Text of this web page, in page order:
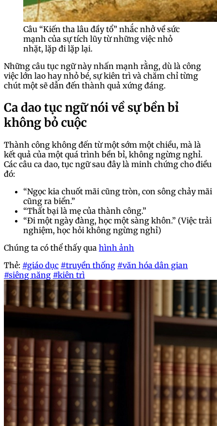
Câu “Kiến tha lâu đầy tổ” nhắc nhở về sức
mạnh của sự tích lũy từ những việc nhỏ
nhặt, lặp đi lặp lại.
Những câu tục ngữ này nhấn mạnh rằng, dù là công
việc lớn lao hay nhỏ bé, sự kiên trì và chăm chỉ từng
chút một sẽ dẫn đến thành quả xứng đáng.
Ca dao tục ngữ nói về sự bền bỉ
không bỏ cuộc
Thành công không đến từ một sớm một chiều, mà là
kết quả của một quá trình bền bỉ, không ngừng nghỉ.
Các câu ca dao, tục ngữ sau đây là minh chứng cho điều
đó:
“Ngọc kia chuốt mãi cũng tròn, con sông chảy mãi
cũng ra biển.”
“Thất bại là mẹ của thành công.”
“Đi một ngày đàng, học một sàng khôn.” (Việc trải
nghiệm, học hỏi không ngừng nghỉ)
Chúng ta có thể thấy qua hình ảnh
Thẻ: #giáo dục #truyền thống #văn hóa dân gian
#siêng năng #kiên trì